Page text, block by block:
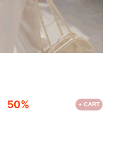
50% + CART